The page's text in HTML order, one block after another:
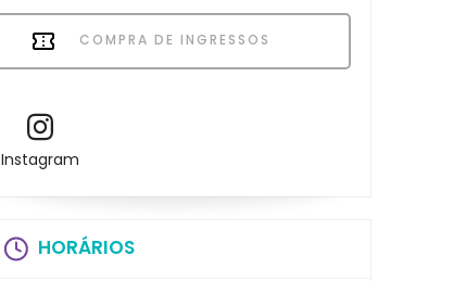
COMPRA DE INGRESSOS
Instagram
HORÁRIOS